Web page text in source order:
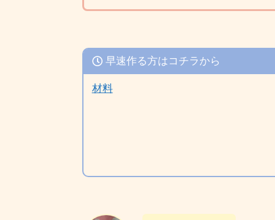
早速作る方はコチラから
材料